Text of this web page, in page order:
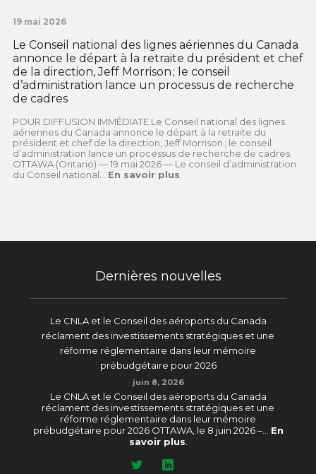
19 mai 2026
Le Conseil national des lignes aériennes du Canada
annonce le départ à la retraite du président et chef
de la direction, Jeff Morrison ; le conseil
d’administration lance un processus de recherche
de cadres
POUR DIFFUSION IMMÉDIATE Le Conseil national des lignes
aériennes du Canada annonce le départ à la retraite du
président et chef de la direction, Jeff Morrison ; le conseil
d’administration lance un processus de recherche de cadres
OTTAWA (Ontario) — 19 mai 2026 — Le conseil d’administration
du Conseil national... En savoir plus
Dernières nouvelles
Le CNLA et le Conseil des aéroports du Canada
réclament des investissements stratégiques et une
réforme réglementaire dans leur mémoire
prébudgétaire pour 2026
juin 8, 2026
Le CNLA et le Conseil des aéroports du Canada
réclament des investissements stratégiques et une
réforme réglementaire dans leur mémoire
prébudgétaire pour 2026 OTTAWA, le 8 juin 2026 –... En
savoir plus